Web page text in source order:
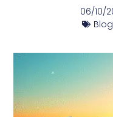
06/10/
Blog